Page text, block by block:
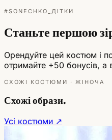
#SONECHKO_ДІТКИ
Станьте першою
Орендуйте цей костюм і
отримайте +50 бонусів, а
СХОЖІ КОСТЮМИ · ЖІНОЧА
Схожі образи.
Усі костюми ↗